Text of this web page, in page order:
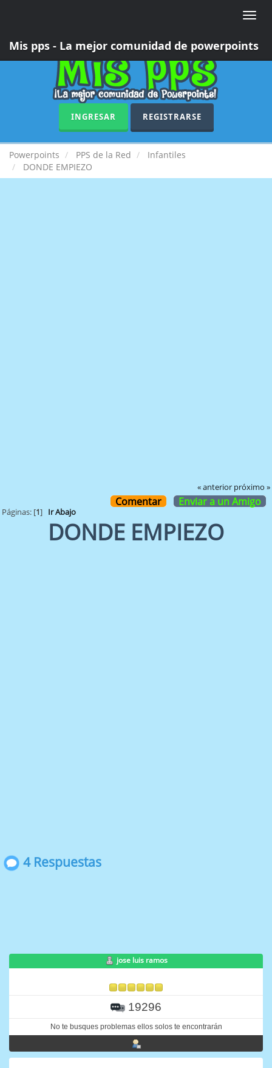
Toggle
Mis pps - La mejor comunidad de powerpoints
INGRESAR REGISTRARSE
Powerpoints PPS de la Red
Infantiles
DONDE EMPIEZO
« anterior próximo »
Comentar Enviar a un Amigo
Páginas: [1] Ir Abajo
DONDE EMPIEZO
4 Respuestas
jose luis ramos
19296
No te busques problemas ellos solos te encontrarán